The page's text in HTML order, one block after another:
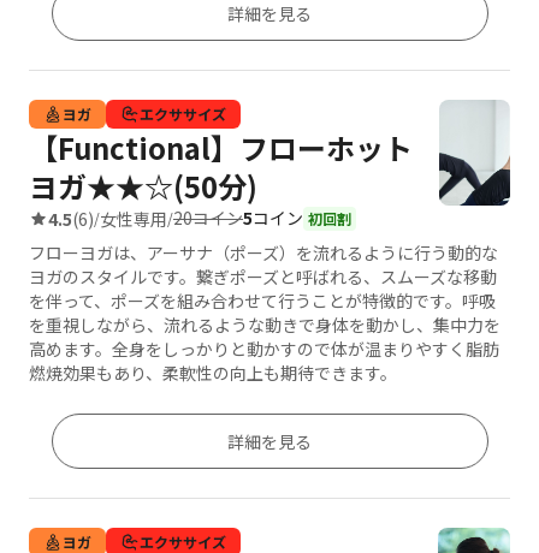
詳細を見る
ヨガ エクササイズ
【Functional】フローホット
ヨガ★★☆(50分)
4.5(6)/女性専用/20コイン5コイン 初回割
フローヨガは、アーサナ（ポーズ）を流れるように行う動的な
ヨガのスタイルです。繋ぎポーズと呼ばれる、スムーズな移動
を伴って、ポーズを組み合わせて行うことが特徴的です。呼吸
を重視しながら、流れるような動きで身体を動かし、集中力を
高めます。全身をしっかりと動かすので体が温まりやすく脂肪
燃焼効果もあり、柔軟性の向上も期待できます。
詳細を見る
ヨガ エクササイズ